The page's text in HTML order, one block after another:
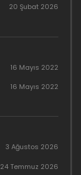
20 Şubat 2026
16 Mayıs 2022
16 Mayıs 2022
3 Ağustos 2026
24 Temmuz 2026